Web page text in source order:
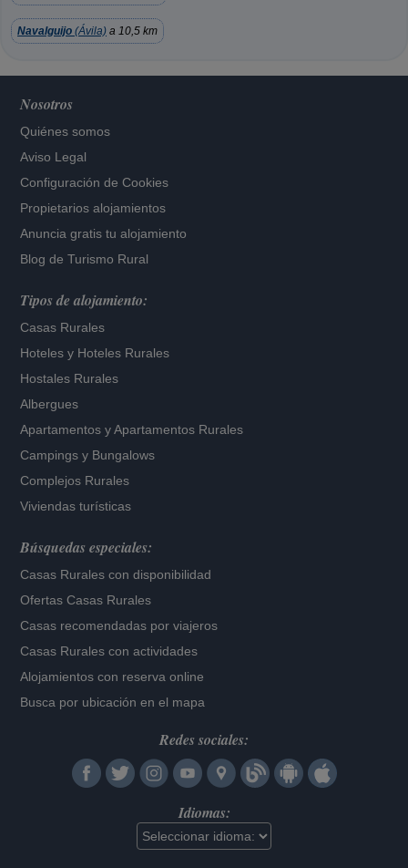
Navalguijo (Ávila) a 10,5 km
Nosotros
Quiénes somos
Aviso Legal
Configuración de Cookies
Propietarios alojamientos
Anuncia gratis tu alojamiento
Blog de Turismo Rural
Tipos de alojamiento:
Casas Rurales
Hoteles y Hoteles Rurales
Hostales Rurales
Albergues
Apartamentos yApartamentos Rurales
Campings y Bungalows
Complejos Rurales
Viviendas turísticas
Búsquedas especiales:
Casas Rurales con disponibilidad
Ofertas Casas Rurales
Casas recomendadas por viajeros
Casas Rurales con actividades
Alojamientos con reserva online
Busca por ubicación en el mapa
Redes sociales:
Idiomas: